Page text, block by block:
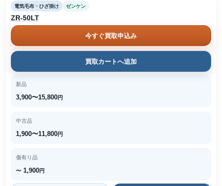
電気毛布・ひざ掛け ゼンケン
ZR-50LT
今すぐ買取申込み
買取カートへ追加
新品
3,900〜15,800円
中古品
1,900〜11,800円
傷有り品
〜 1,900円